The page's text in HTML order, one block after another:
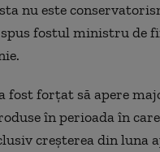
nu este
spus fostul ministru de
fost forțat să apere
în perioada în
creșterea din luna